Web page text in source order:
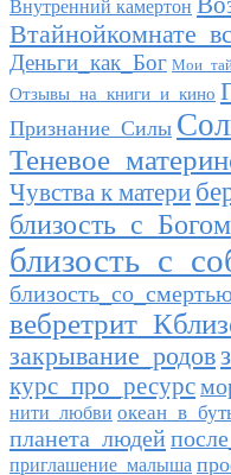
Внутренний камертон
Деньги_как_Бог
Отзывы_на_книги_и_кино
Признание_Силы
Чувства к матери
близость_с_Богом
закрывание_родов
курс_про_ресурс
нити_любви
планета_людей
приглашение_малыша